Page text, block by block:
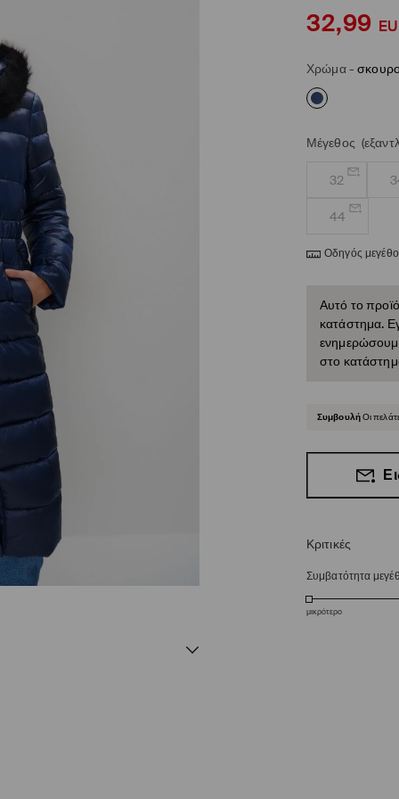
32,99
Χρώμα-
Μέγεθος
32
44
Οδηγός
Αυτό το
κατάστημα.
ενημερώσουμε
στο
ΣυμβουλήΟι
Κριτικές
Συμβατότητα
μικρότερο